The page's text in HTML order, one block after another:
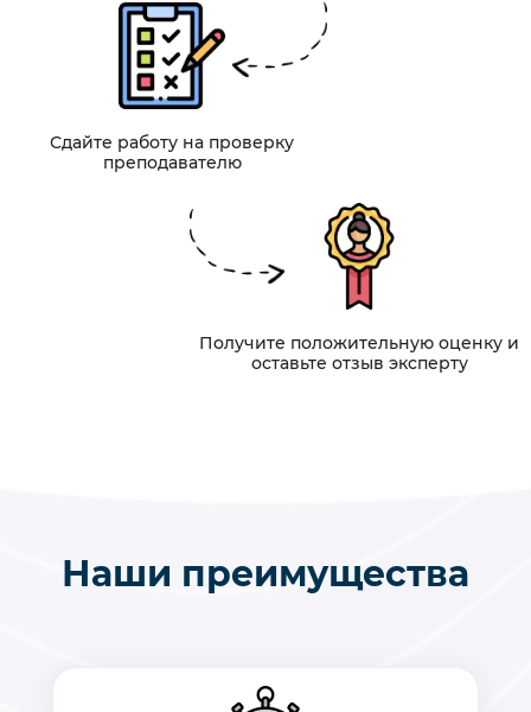
Сдайте работу на проверку
преподавателю
Получите положительную оценку и
оставьте отзыв эксперту
Наши преимущества